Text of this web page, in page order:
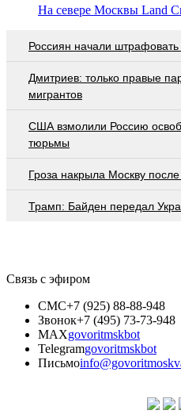
На севере Москвы Land
Россиян начали
Дмитриев: только правые
мигрантов
США взмолили Россию
тюрьмы
Гроза накрыла Москву
Трамп: Байден передал
Связь с эфиром
СМС+7 (925) 88-88-948
Звонок+7 (495) 73-73-948
MAXgovoritmskbot
Telegramgovoritmskbot
Письмо